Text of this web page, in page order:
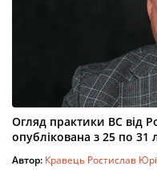
Огляд практики ВС від
опублікована з 25 по 31
Автор: Кравець Ростислав